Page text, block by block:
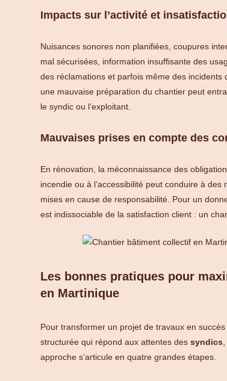
Impacts sur l’activité et
Nuisances sonores non planifiées, coupures
mal sécurisées, information insuffisante des
des réclamations et parfois même des incidents
une mauvaise préparation du chantier peut
le syndic ou l’exploitant.
Mauvaises prises en compte des
En rénovation, la méconnaissance des
incendie ou à l’accessibilité peut conduire à
mises en cause de responsabilité. Pour un
est indissociable de la satisfaction client : un
Les bonnes pratiques pour
en Martinique
Pour transformer un projet de travaux en
structurée qui répond aux attentes des syndics,
approche s’articule en quatre grandes étapes.